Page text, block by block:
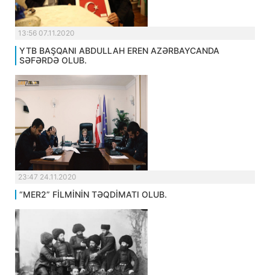
13:56 07.11.2020
YTB BAŞQANI ABDULLAH EREN AZƏRBAYCANDA
SƏFƏRDƏ OLUB.
23:47 24.11.2020
“MER2” FİLMİNİN TƏQDİMATI OLUB.